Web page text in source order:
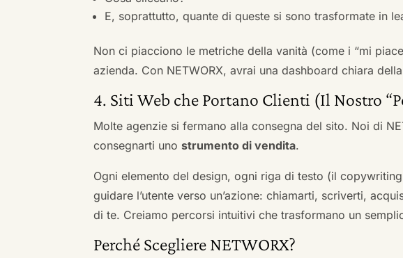
E, soprattutto, quante di queste si sono trasformate in
Non ci piacciono le metriche della vanità (come i “mi
azienda. Con NETWORX, avrai una dashboard chiara
4. Siti Web che Portano Clienti (Il Nostro
Molte agenzie si fermano alla consegna del sito. Noi di
consegnarti unostrumento di vendita.
Ogni elemento del design, ogni riga di testo (il
guidare l’utente verso un’azione: chiamarti, scriverti,
di te. Creiamo percorsi intuitivi che trasformano un
Perché Scegliere NETWORX?